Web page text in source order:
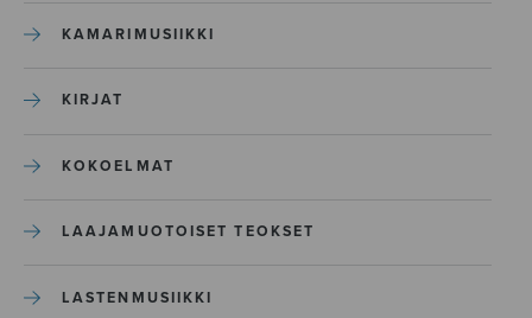
KAMARIMUSIIKKI
KIRJAT
KOKOELMAT
LAAJAMUOTOISET TEOKSET
LASTENMUSIIKKI